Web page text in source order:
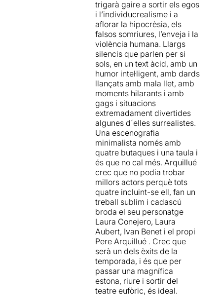
trigarà gaire a sortir els egos
i l’individucrealisme i a
aflorar la hipocrèsia, els
falsos somriures, l’enveja i la
violència humana. Llargs
silencis que parlen per si
sols, en un text àcid, amb un
humor intel·ligent, amb dards
llançats amb mala llet, amb
moments hilarants i amb
gags i situacions
extremadament divertides
algunes d´elles surrealistes.
Una escenografia
minimalista només amb
quatre butaques i una taula i
és que no cal més. Arquillué
crec que no podia trobar
millors actors perquè tots
quatre incluint-se ell, fan un
treball sublim i cadascú
broda el seu personatge
Laura Conejero, Laura
Aubert, Ivan Benet i el propi
Pere Arquillué . Crec que
serà un dels èxits de la
temporada, i és que per
passar una magnífica
estona, riure i sortir del
teatre eufòric, és ideal.